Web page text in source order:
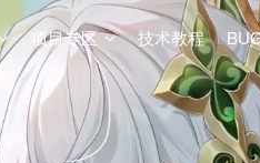
项目专区 技术教程